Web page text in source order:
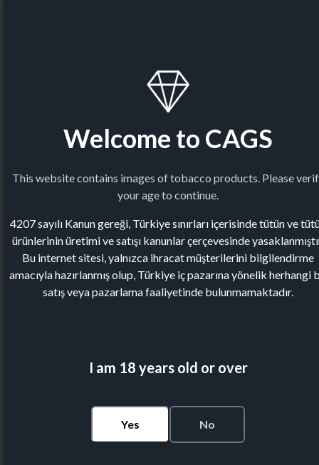
Welcome to CAGS
This website contains images of tobacco products. Please
your age to continue.
4207 sayılı Kanun gereği, Türkiye sınırları içerisinde tütün ve
ürünlerinin üretimi ve satışı kanunlar çerçevesinde
Bu internet sitesi, yalnızca ihracat müşterilerini bilgilendirme
amacıyla hazırlanmış olup, Türkiye iç pazarına yönelik herhangi
satış veya pazarlama faaliyetinde bulunmamaktadır.
I am 18 years old or over
Yes No